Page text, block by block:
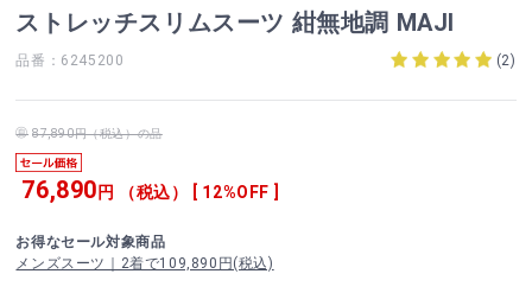
ストレッチスリムスーツ 紺無地調 MAJI
品番：6245200 (2)
87,890円（税込）の品
76,890 円 （税込） [ 12%OFF ]
お得なセール対象商品
メンズスーツ｜2着で109,890円(税込)